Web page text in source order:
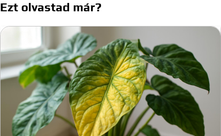
Ezt olvastad már?